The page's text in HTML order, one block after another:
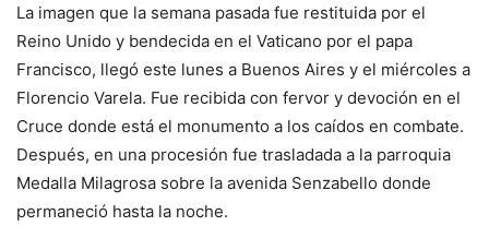
La imagen que la semana pasada fue restituida por el
Reino Unido y bendecida en el Vaticano por el papa
Francisco, llegó este lunes a Buenos Aires y el miércoles a
Florencio Varela. Fue recibida con fervor y devoción en el
Cruce donde está el monumento a los caídos en combate.
Después, en una procesión fue trasladada a la parroquia
Medalla Milagrosa sobre la avenida Senzabello donde
permaneció hasta la noche.